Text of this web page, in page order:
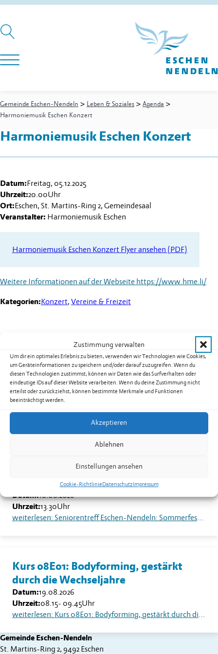
Zustimmung verwalten
Um dir ein optimales Erlebnis zu bieten, verwenden wir Technologien wie Cookies,
um Geräteinformationen zu speichern und/oder darauf zuzugreifen. Wenn du
diesen Technologien zustimmst, können wir Daten wie das Surfverhalten oder
eindeutige IDs auf dieser Website verarbeiten. Wenn du deine Zustimmung nicht
erteilst oder zurückziehst, können bestimmte Merkmale und Funktionen
beeinträchtigt werden.
Akzeptieren
Ablehnen
Einstellungen ansehen
Cookie-RichtlinieDatenschutzImpressum
Gemeinde Eschen-Nendeln > Leben & Soziales > Agenda >
Harmoniemusik Eschen Konzert
Harmoniemusik Eschen Konzert
Datum:Freitag, 05.12.2025
Uhrzeit:20.00Uhr
Ort:Eschen, St. Martins-Ring 2, Gemeindesaal
Veranstalter: Harmoniemusik Eschen
Harmoniemusik Eschen Konzert Flyer ansehen (PDF)
Weitere Informationen auf der Webseite https://www.hme.li/
Kategorien:Konzert, Vereine & Freizeit
Kurs 08B02: Yoga für Männer in
Nendeln
Datum:17.08.2026
weiterlesen: Kurs 08B02: Yoga für Männer in Nendeln
Seniorentreff Eschen-Nendeln:
Sommerfest auf dem Dorfplatz
Datum:18.08.2026
Uhrzeit:13.30Uhr
weiterlesen: Seniorentreff Eschen-Nendeln: Sommerfest auf dem Dorfplatz
Kurs 08E01: Bodyforming, gestärkt
durch die Wechseljahre
Datum:19.08.2026
Uhrzeit:08.15- 09.45Uhr
weiterlesen: Kurs 08E01: Bodyforming, gestärkt durch die Wechseljahre
Gemeinde Eschen-Nendeln
St. Martins-Ring 2, 9492 Eschen